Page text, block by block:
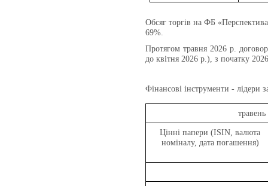
Обсяг торгів на ФБ
69%.
Протягом травня 2026 р.
до квітня 2026 р.), з початку
Фінансові інструменти - лідери
травень
Цінні папери (ISIN, валюта
номіналу, дата погашення)